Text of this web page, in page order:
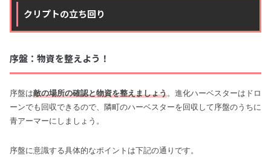
クリプトの立ち回り
序盤：物資を整えよう！
序盤は敵の場所の確認と物資を整えましょう。進化ハーベスターはドロ
ーンでも回収できるので、隣町のハーベスターを回収して序盤のうちに
青アーマーにしましょう。
序盤に意識する具体的なポイントは下記の通りです。